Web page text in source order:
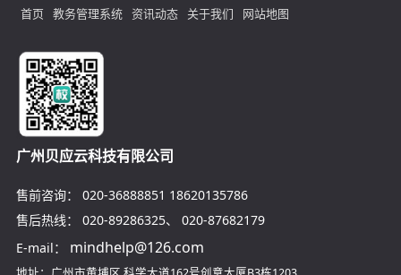
首页 教务管理系统 资讯动态 关于我们 网站地图
广州贝应云科技有限公司
售前咨询： 020-36888851 18620135786
售后热线：
020-89286325、 020-87682179
E-mail：
mindhelp@126.com